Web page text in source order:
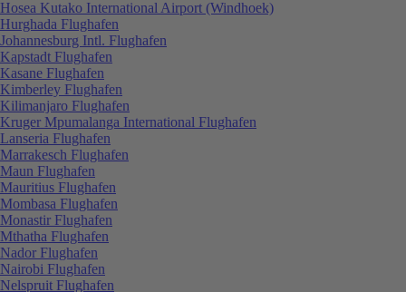
Hosea Kutako International Airport (Windhoek)
Hurghada Flughafen
Johannesburg Intl. Flughafen
Kapstadt Flughafen
Kasane Flughafen
Kimberley Flughafen
Kilimanjaro Flughafen
Kruger Mpumalanga International Flughafen
Lanseria Flughafen
Marrakesch Flughafen
Maun Flughafen
Mauritius Flughafen
Mombasa Flughafen
Monastir Flughafen
Mthatha Flughafen
Nador Flughafen
Nairobi Flughafen
Nelspruit Flughafen